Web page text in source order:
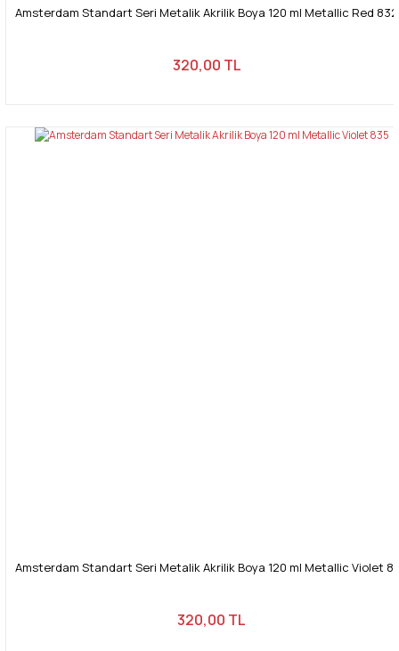
Amsterdam Standart Seri Metalik Akrilik Boya 120 ml Metallic Red 832
320,00 TL
Amsterdam Standart Seri Metalik Akrilik Boya 120 ml Metallic Violet
320,00 TL